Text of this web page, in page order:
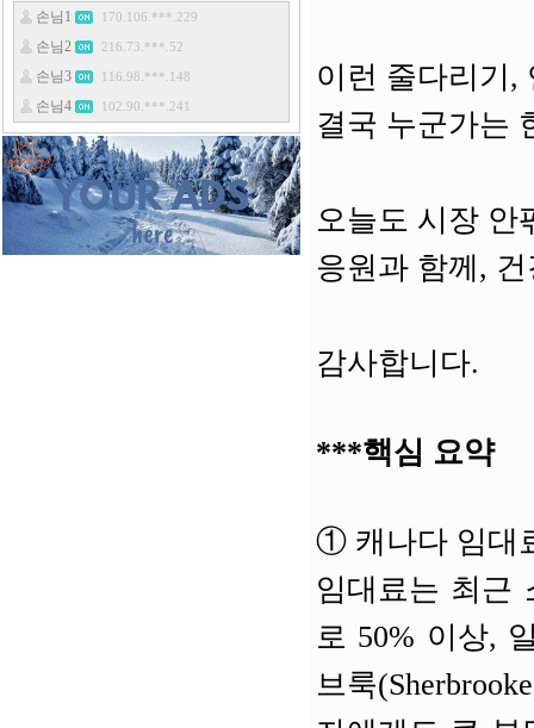
이런 줄다리기,
결국 누군가는
오늘도 시장 안
응원과 함께,
감사합니다.
***핵심 요약
① 캐나다 임대
임대료는 최근
로 50% 이상,
브룩